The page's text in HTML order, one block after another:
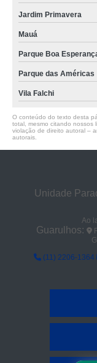
Jardim Primavera
Mauá
Parque Boa
Parque das Américas
Vila Falchi
O conteúdo do texto desta
total, mesmo citando nossos
violação de direito autoral –
autorais
Unidade
Ao
Guarulhos:
(11) 2206-1364